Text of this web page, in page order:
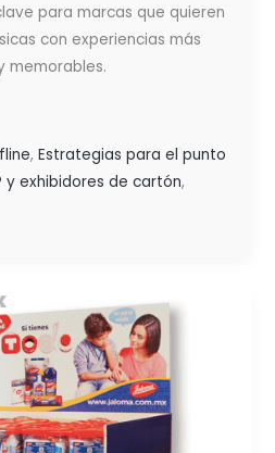
para marcas que quieren
con experiencias más
memorables.
, Estrategias para el punto
y exhibidores de cartón,